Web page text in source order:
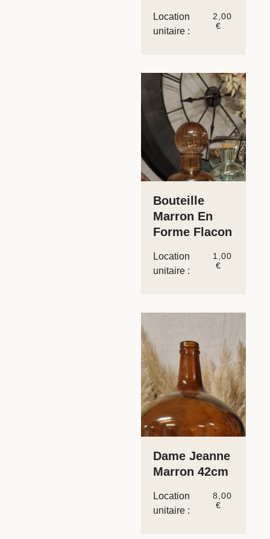
Location
unitaire :
2,00
€
Bouteille
Marron En
Forme Flacon
Location
unitaire :
1,00
€
Dame Jeanne
Marron 42cm
Location
unitaire :
8,00
€